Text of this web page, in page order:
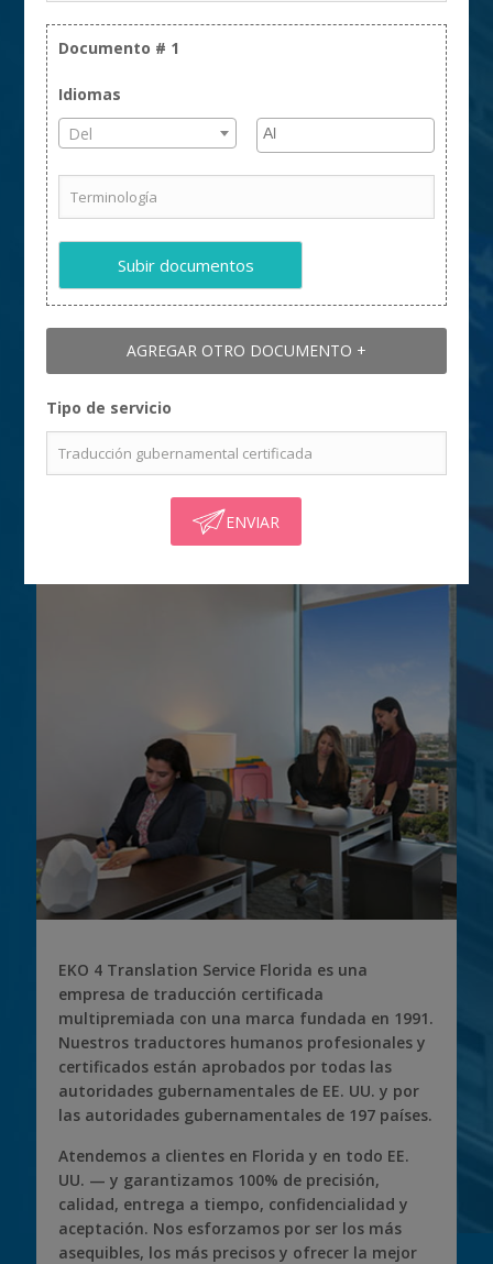
Aceptación de documentos
Entrega a tiempo
Correcciones gratuitas
¡NUEVO! Servicios de traducción
certificada urgente en el mismo día
ahora disponibles.
EKO 4 Translation Service Florida es una
empresa de traducción certificada
multipremiada con una marca fundada en 1991.
Nuestros traductores humanos profesionales y
certificados están aprobados por todas las
autoridades gubernamentales de EE. UU. y por
las autoridades gubernamentales de 197 países.
Atendemos a clientes en Florida y en todo EE.
UU. — y garantizamos 100% de precisión,
calidad, entrega a tiempo, confidencialidad y
aceptación. Nos esforzamos por ser los más
asequibles, los más precisos y ofrecer la mejor
Documento # 1
Idiomas
Del
Subir documentos
AGREGAR OTRO DOCUMENTO +
Tipo de servicio
ENVIAR